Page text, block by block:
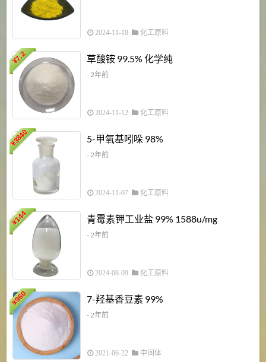
2024-11-18 化工原料
¥
7.2 草酸铵 99.5% 化学纯
- 2年前
2024-11-12 化工原料
¥
3840 5-甲氧基吲哚 98%
- 2年前
2024-11-07 化工原料
¥
144 青霉素钾工业盐 99% 1588u/mg
- 2年前
2024-08-09 化工原料
¥
960 7-羟基香豆素 99%
- 2年前
2021-06-22 中间体